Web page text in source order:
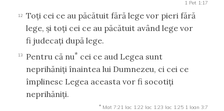
1 Pet 1:17
12
Toţi cei ce au păcătuit fără lege vor pieri fără
lege, şi toţi cei ce au păcătuit având lege vor
fi judecaţi după lege.
13 Pentru că nu* cei ce aud Legea sunt
neprihăniţi înaintea lui Dumnezeu, ci cei ce
împlinesc Legea aceasta vor fi socotiţi
neprihăniţi.
* Mat 7:21 Iac 1:22 Iac 1:23 Iac 1:25 1 Ioan 3:7